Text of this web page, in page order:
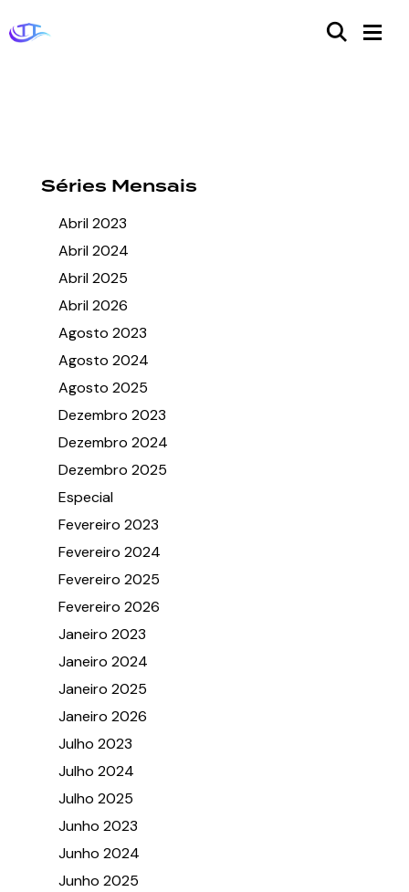
Séries Mensais
Abril 2023
Abril 2024
Abril 2025
Abril 2026
Agosto 2023
Agosto 2024
Agosto 2025
Dezembro 2023
Dezembro 2024
Dezembro 2025
Especial
Fevereiro 2023
Fevereiro 2024
Fevereiro 2025
Fevereiro 2026
Janeiro 2023
Janeiro 2024
Janeiro 2025
Janeiro 2026
Julho 2023
Julho 2024
Julho 2025
Junho 2023
Junho 2024
Junho 2025